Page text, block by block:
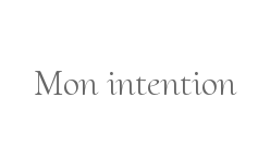
Mon intention